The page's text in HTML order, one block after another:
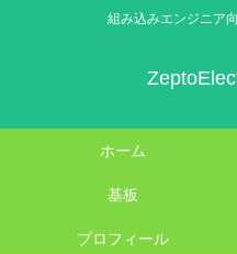
組み込みエンジニア
ホーム
基板
プロフィール